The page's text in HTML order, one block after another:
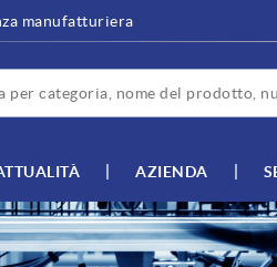
manufatturiera
AZIENDA